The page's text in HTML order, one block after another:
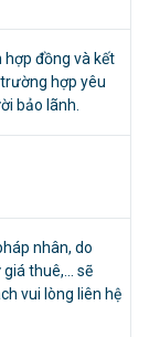
hợp đồng và kết
hợp yêu
bảo lãnh.
nhân, do
thuê,... sẽ
vui lòng liên hệ